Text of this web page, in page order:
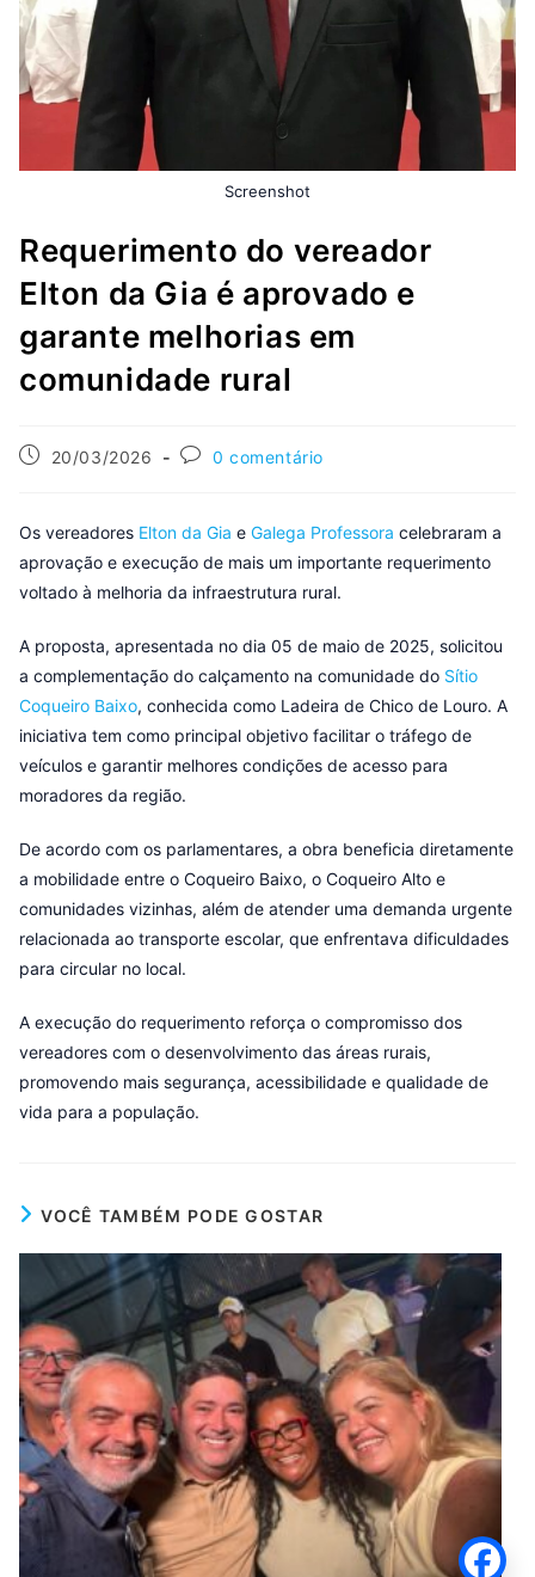
Screenshot
Requerimento do vereador
Elton da Gia é aprovado e
garante melhorias em
comunidade rural
20/03/2026 0 comentário
Os vereadores Elton da Gia e Galega Professora celebraram a
aprovação e execução de mais um importante requerimento
voltado à melhoria da infraestrutura rural.
A proposta, apresentada no dia 05 de maio de 2025, solicitou
a complementação do calçamento na comunidade do Sítio
Coqueiro Baixo, conhecida como Ladeira de Chico de Louro. A
iniciativa tem como principal objetivo facilitar o tráfego de
veículos e garantir melhores condições de acesso para
moradores da região.
De acordo com os parlamentares, a obra beneficia diretamente
a mobilidade entre o Coqueiro Baixo, o Coqueiro Alto e
comunidades vizinhas, além de atender uma demanda urgente
relacionada ao transporte escolar, que enfrentava dificuldades
para circular no local.
A execução do requerimento reforça o compromisso dos
vereadores com o desenvolvimento das áreas rurais,
promovendo mais segurança, acessibilidade e qualidade de
vida para a população.
VOCÊ TAMBÉM PODE GOSTAR